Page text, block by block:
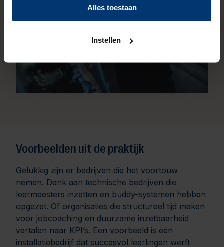
kunt u meer lezen over onze cookies.
Alles toestaan
Instellen
Voorbeelden uit de praktijk
Gelukkig zijn er bedrijven die het voortouw
nemen. Denk aan technische bedrijven die
leermeesters inzetten en buddy-systemen hebben
opgezet. Of organisaties die structureel tijd maken
voor jobcoaching en duurzame inzetbaarheid
vertalen naar KPI’s. Een voorbeeld is een
installatiebedrijf dat succesvol leerlingen werft